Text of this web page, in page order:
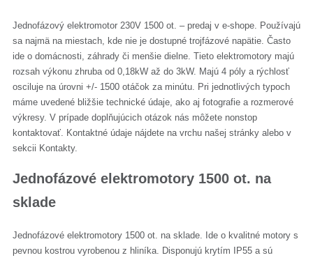
Jednofázový elektromotor 230V 1500 ot. – predaj v e-shope. Používajú
sa najmä na miestach, kde nie je dostupné trojfázové napätie. Často
ide o domácnosti, záhrady či menšie dielne. Tieto elektromotory majú
rozsah výkonu zhruba od 0,18kW až do 3kW. Majú 4 póly a rýchlosť
osciluje na úrovni +/- 1500 otáčok za minútu. Pri jednotlivých typoch
máme uvedené bližšie technické údaje, ako aj fotografie a rozmerové
výkresy. V prípade doplňujúcich otázok nás môžete nonstop
kontaktovať. Kontaktné údaje nájdete na vrchu našej stránky alebo v
sekcii Kontakty.
Jednofázové elektromotory 1500 ot. na
sklade
Jednofázové elektromotory 1500 ot. na sklade. Ide o kvalitné motory s
pevnou kostrou vyrobenou z hliníka. Disponujú krytím IP55 a sú